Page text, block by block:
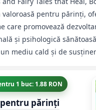
valoroasă pentru părinți,
care promovează
și psihologică
mediu cald și de
1 buc: 1.88 RON
părinți